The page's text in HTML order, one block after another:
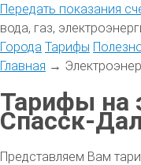
Передать показания
вода, газ,
Города Тарифы
Главная →
Тарифы на
Спасск-
Представляем Вам